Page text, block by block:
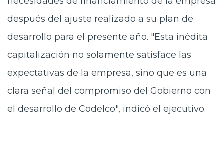
después del ajuste realizado a su plan de
desarrollo para el presente año. "Esta inédita
capitalización no solamente satisface las
expectativas de la empresa, sino que es una
clara señal del compromiso del Gobierno con
el desarrollo de Codelco", indicó el ejecutivo.